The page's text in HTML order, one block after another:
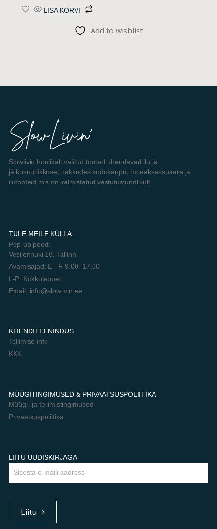
LISA KORVI
Add to wishlist
Slowlivin hoolikalt valitud tooted ühendavad ilu ja
jätkusuutlikkuse, pakkudes kodukaupu, moeaksessuaare ja
ilutooteid mis on valmistatud vastutustundlikult.
TULE MEILE KÜLLA
Pop-up pood:
Vesilennuki 18, Tallinn
Avamisajad: E– R 9.00–17.00
L-P: Kokkuleppel
Email: info@slowlivin.ee
KLIENDITEENINDUS
Tellimise info
KKK
MÜÜGITINGIMUSED & PRIVAATSUSPOLIITIKA
Müügi- ja tellimistingimused
Privaatsuspoliitika
LIITU UUDISKIRJAGA
Email
Liitu